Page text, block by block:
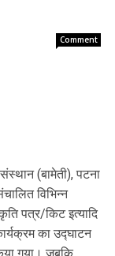
Comment
(बामेती), पटना
विभिन्न
पत्र/किट इत्यादि
का उद्घाटन
गया। जबकि